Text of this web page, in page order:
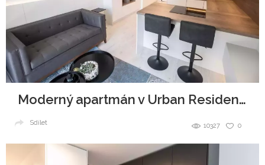
Moderný apartmán v Urban Residence, Bratislava
0
10327
Sdílet